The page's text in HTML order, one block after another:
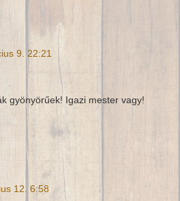
9. 22:21
gyönyörűek! Igazi mester vagy!
12. 6:58